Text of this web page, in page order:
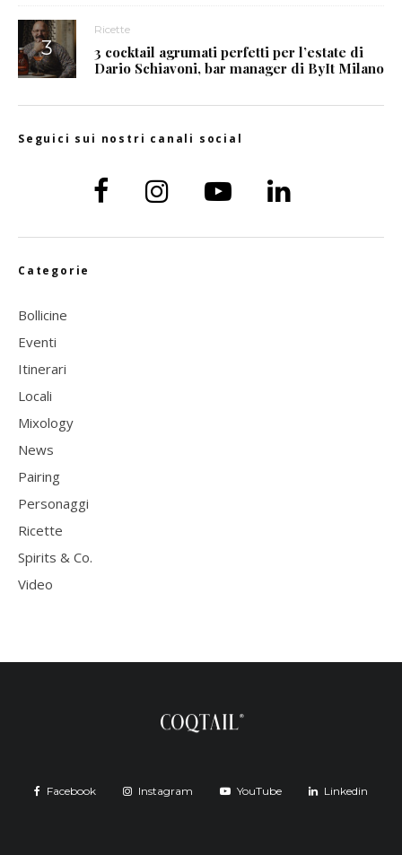
Ricette
3 cocktail agrumati perfetti per l’estate di
Dario Schiavoni, bar manager di ByIt Milano
Seguici sui nostri canali social
Categorie
Bollicine
Eventi
Itinerari
Locali
Mixology
News
Pairing
Personaggi
Ricette
Spirits & Co.
Video
Facebook Instagram YouTube Linkedin